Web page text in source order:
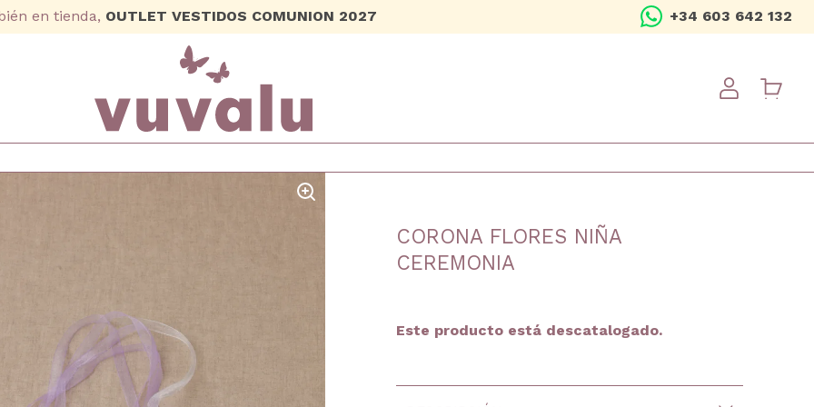
en tienda, OUTLET VESTIDOS COMUNION 2027 +34 603 642 132
USER
CORONA FLORES NIÑA
CEREMONIA
Este producto está descatalogado.